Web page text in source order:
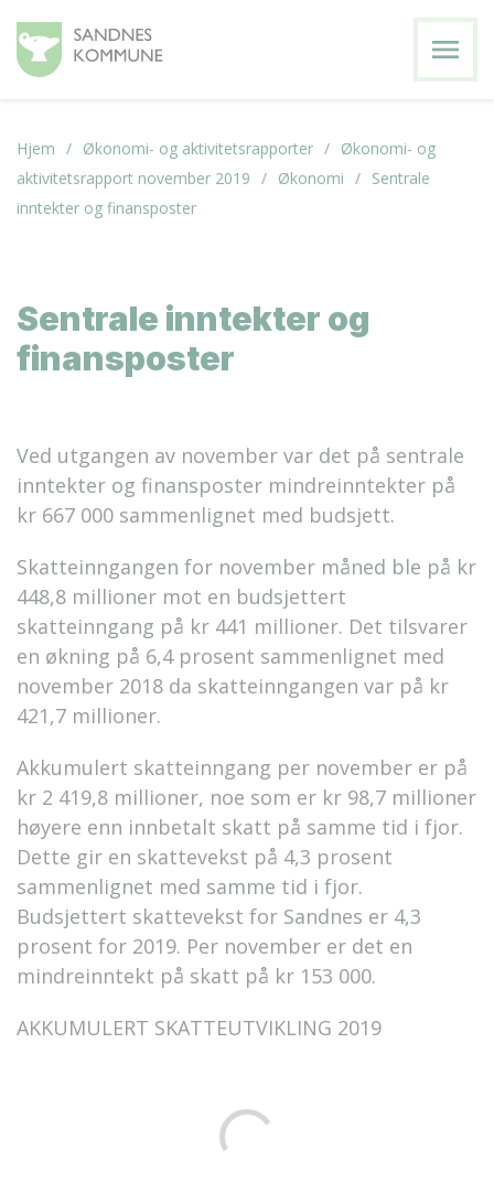
menu
Hjem Økonomi- og aktivitetsrapporter
Økonomi- og
aktivitetsrapport november 2019
Økonomi
Sentrale
inntekter og finansposter
Sentrale inntekter og
finansposter
Ved utgangen av november var det på sentrale
inntekter og finansposter mindreinntekter på
kr 667 000 sammenlignet med budsjett.
Skatteinngangen for november måned ble på kr
448,8 millioner mot en budsjettert
skatteinngang på kr 441 millioner. Det tilsvarer
en økning på 6,4 prosent sammenlignet med
november 2018 da skatteinngangen var på kr
421,7 millioner.
Akkumulert skatteinngang per november er på
kr 2 419,8 millioner, noe som er kr 98,7 millioner
høyere enn innbetalt skatt på samme tid i fjor.
Dette gir en skattevekst på 4,3 prosent
sammenlignet med samme tid i fjor.
Budsjettert skattevekst for Sandnes er 4,3
prosent for 2019. Per november er det en
mindreinntekt på skatt på kr 153 000.
AKKUMULERT SKATTEUTVIKLING 2019